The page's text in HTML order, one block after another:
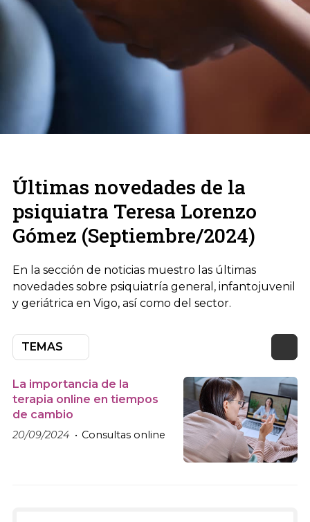
Últimas novedades de la
psiquiatra Teresa Lorenzo
Gómez (Septiembre/2024)
En la sección de noticias muestro las últimas
novedades sobre psiquiatría general, infantojuvenil
y geriátrica en Vigo, así como del sector.
TEMAS
La importancia de la
terapia online en tiempos
de cambio
20/09/2024 Consultas online